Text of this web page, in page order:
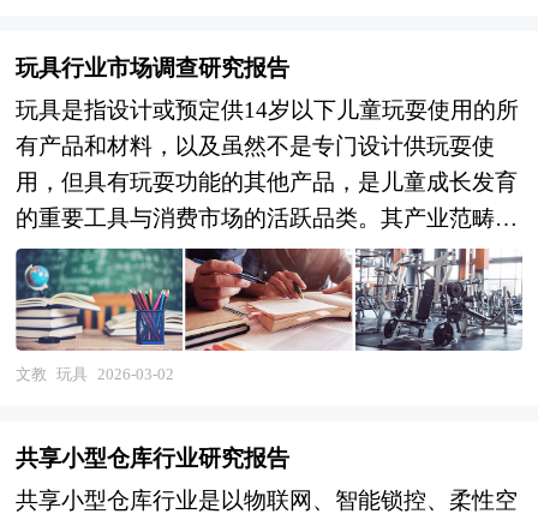
玩具行业市场调查研究报告
玩具是指设计或预定供14岁以下儿童玩耍使用的所
有产品和材料，以及虽然不是专门设计供玩耍使
用，但具有玩耍功能的其他产品，是儿童成长发育
的重要工具与消费市场的活跃品类。其产业范畴涵
盖塑胶玩具、毛绒玩具、电子玩具、木制玩具、金
属玩具、益智玩具、运动玩具、模型玩具、娃娃玩
具及授权衍生品等多元品类，涉及工业设计、材料
工程、电子技术、儿童心理学、文化创意等多学科
征。作为儿童认知发展、社交能力培养、情感陪伴
的重要载体，玩具产业不仅直接满足家庭育儿消费
文教 玩具 2026-03-02
共享小型仓库行业研究报告
共享小型仓库行业是以物联网、智能锁控、柔性空